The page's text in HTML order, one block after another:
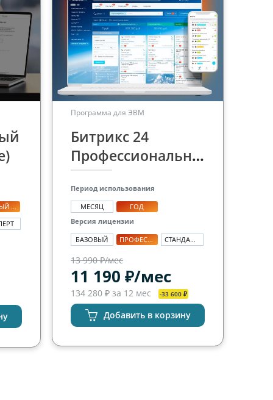
ПЕРВЫЙ САЙТ
Программа для ЭВМ
Битрикс 24
Профессиональный
Период использования
МЕСЯЦ
ГОД
Версия лицензии
БАЗОВЫЙ
ПРОФЕССИОНАЛЬНЫЙ СТАНДАРТНЫЙ
13 990 ₽/мес
11 190 ₽/мес
134 280 ₽ за 12 мес -33 600 ₽
Добавить в корзину